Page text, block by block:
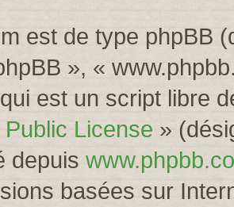
est de type phpBB
», «
est un script libre
License »
depuis
basées sur